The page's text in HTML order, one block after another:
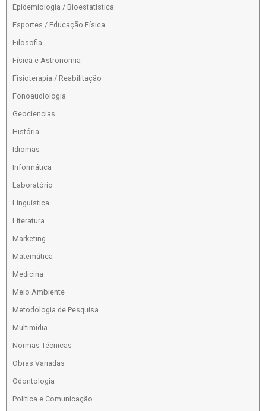
Epidemiologia / Bioestatística
Esportes / Educação Física
Filosofia
Física e Astronomia
Fisioterapia / Reabilitação
Fonoaudiologia
Geociencias
História
Idiomas
Informática
Laboratório
Linguística
Literatura
Marketing
Matemática
Medicina
Meio Ambiente
Metodologia de Pesquisa
Multimídia
Normas Técnicas
Obras Variadas
Odontologia
Política e Comunicação